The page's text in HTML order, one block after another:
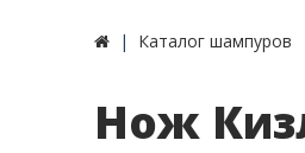
Каталог шампуров
Нож